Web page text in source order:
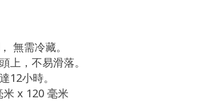
無需冷藏。
上，不易滑落。
12小時。
米 x 120 毫米